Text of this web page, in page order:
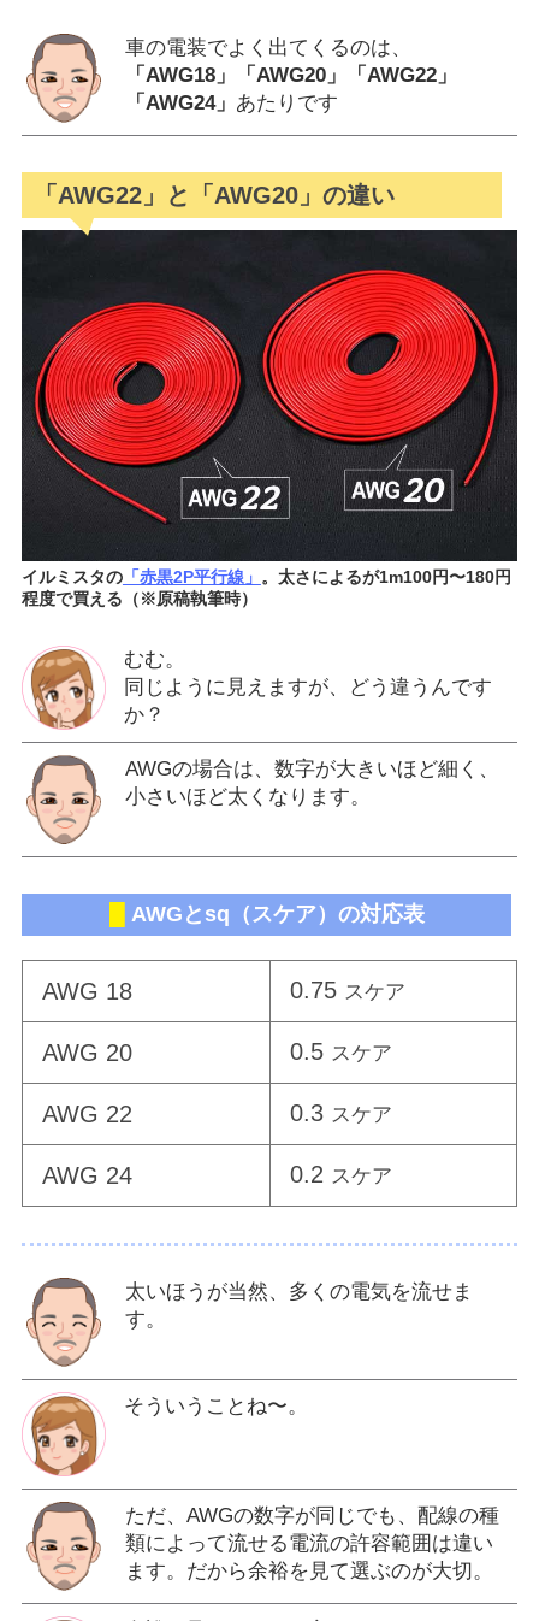
車の電装でよく出てくるのは、
「AWG18」「AWG20」「AWG22」
「AWG24」 あたりです
「AWG22」と「AWG20」の違い
イルミスタの「赤黒2P平行線」 。太さによるが1m100円〜180円
程度で買える（※原稿執筆時）
むむ。
同じように見えますが、どう違うんです
か？
AWGの場合は、数字が大きいほど細く、
小さいほど太くなります。
AWGとsq（スケア）の対応表
AWG 18 0.75 スケア
AWG 20 0.5 スケア
AWG 22 0.3 スケア
AWG 24 0.2 スケア
太いほうが当然、多くの電気を流せま
す。
そういうことね〜。
ただ、AWGの数字が同じでも、配線の種
類によって流せる電流の許容範囲は違い
ます。だから余裕を見て選ぶのが大切。